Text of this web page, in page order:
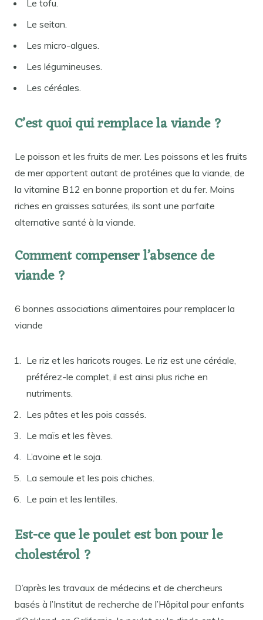
Le tofu.
Le seitan.
Les micro-algues.
Les légumineuses.
Les céréales.
C’est quoi qui remplace la viande ?
Le poisson et les fruits de mer. Les poissons et les fruits
de mer apportent autant de protéines que la viande, de
la vitamine B12 en bonne proportion et du fer. Moins
riches en graisses saturées, ils sont une parfaite
alternative santé à la viande.
Comment compenser l’absence de
viande ?
6 bonnes associations alimentaires pour remplacer la
viande
Le riz et les haricots rouges. Le riz est une céréale,
préférez-le complet, il est ainsi plus riche en
nutriments.
Les pâtes et les pois cassés.
Le maïs et les fèves.
L’avoine et le soja.
La semoule et les pois chiches.
Le pain et les lentilles.
Est-ce que le poulet est bon pour le
cholestérol ?
D’après les travaux de médecins et de chercheurs
basés à l’Institut de recherche de l’Hôpital pour enfants